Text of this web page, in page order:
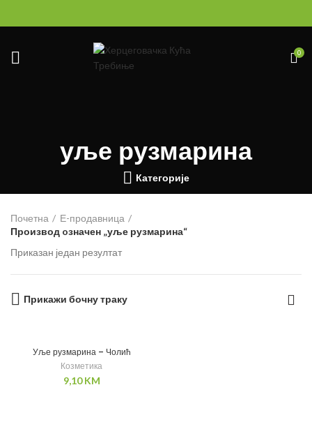
0
уље рузмарина
Категорије
Почетна
Е-продавница
Производ oзначен „уље рузмарина“
Приказан један резултат
Прикажи бочну траку
Уље рузмарина – Чолић
Козметика
9,10KM